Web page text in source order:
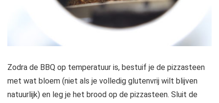
Zodra de BBQ op temperatuur is, bestuif je de pizzasteen
met wat bloem (niet als je volledig glutenvrij wilt blijven
natuurlijk) en leg je het brood op de pizzasteen. Sluit de